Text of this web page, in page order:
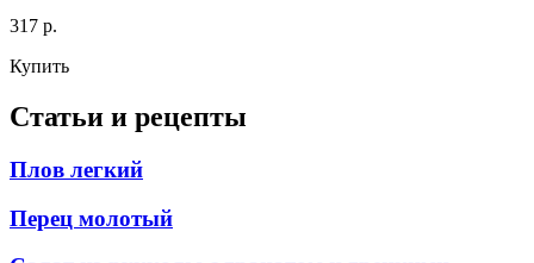
317 р.
Купить
Статьи и рецепты
Плов легкий
Перец молотый